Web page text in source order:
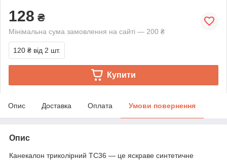
128 ₴
Мінімальна сума замовлення на сайті — 200 ₴
120 ₴ від 2 шт.
Купити
Опис Доставка Оплата Умови повернення
Опис
Канекалон триколірний TC36 — це яскраве синтетичне